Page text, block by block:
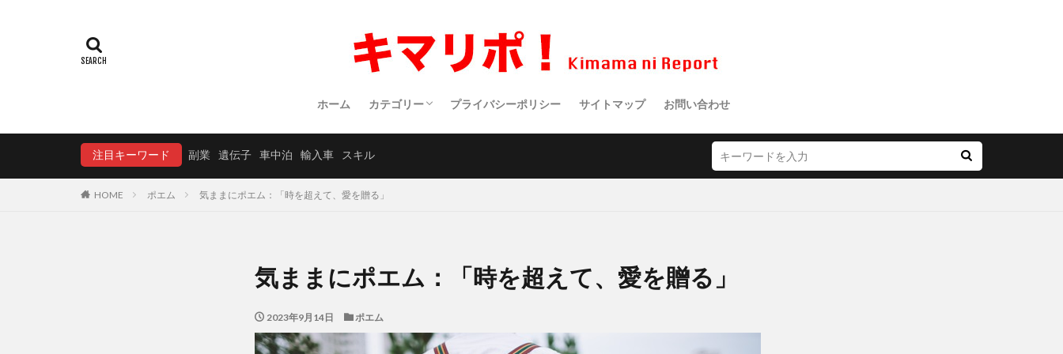
ホーム カテゴリー
生活・趣味
健康
食事
アウトドア
仕事・副業
サイエンス
スポーツ
クルマ・バイク
映画・ドラマ・アニメ
医療
ポエム
プライバシーポリシー サイトマップ お問い合わせ
注目キーワード 副業 遺伝子 車中泊 輸入車 スキル
HOME ポエム 気ままにポエム：「時を超えて、愛を贈る」
気ままにポエム：「時を超えて、愛を贈る」
2023年9月14日 ポエム